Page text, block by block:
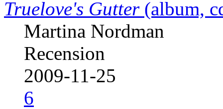
Truelove's Gutter(album,
Martina Nordman
Recension
2009-11-25
6